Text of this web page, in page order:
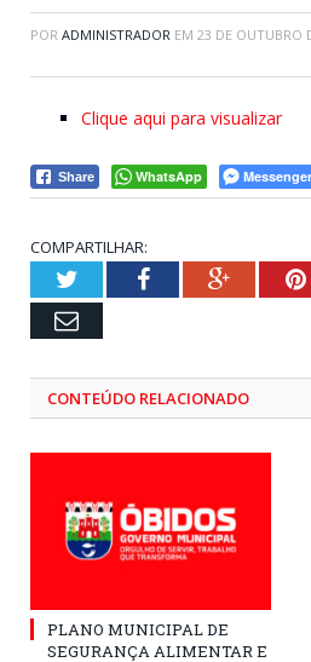
POR ADMINISTRADOR EM 23 DE OUTUBRO
Clique aqui para visualizar
Share WhatsApp Messenger
COMPARTILHAR:
TwitterFacebookGoogle+
Email
CONTEÚDO RELACIONADO
PLANO MUNICIPAL DE
SEGURANÇA ALIMENTAR E